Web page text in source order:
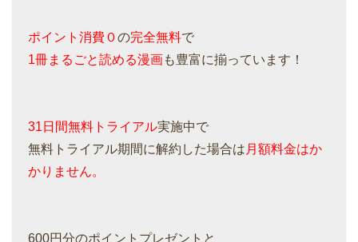
ポイント消費０の完全無料で
1冊まるごと読める漫画 も豊富に揃っています！
31日間無料トライアル実施中で
無料トライアル期間に解約した場合は月額料金はか
かりません。
600円分のポイントプレゼントと